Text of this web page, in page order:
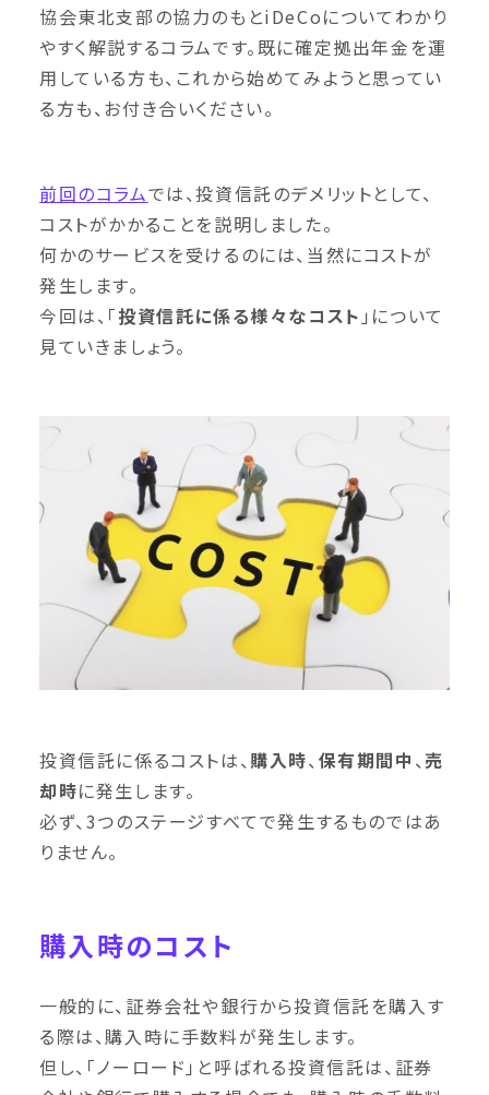
協会東北支部の協力のもとiDeCoについてわかり
やすく解説するコラムです。既に確定拠出年金を運
用している方も、これから始めてみようと思ってい
る方も、お付き合いください。
前回のコラムでは、投資信託のデメリットとして、
コストがかかることを説明しました。
何かのサービスを受けるのには、当然にコストが
発生します。
今回は、「投資信託に係る様々なコスト 」について
見ていきましょう。
投資信託に係るコストは、 購入時、 保有期間中 、売
却時に発生します。
必ず、3つのステージすべてで発生するものではあ
りません。
購入時のコスト
一般的に、証券会社や銀行から投資信託を購入す
る際は、購入時に手数料が発生します。
但し、「ノーロード」と呼ばれる投資信託は、証券